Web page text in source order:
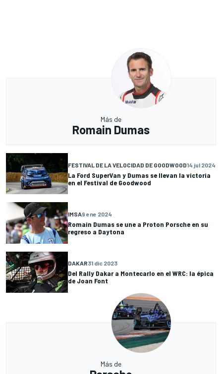
Más de
Romain Dumas
FESTIVAL DE LA VELOCIDAD DE GOODWOOD14 jul 2024
La Ford SuperVan y Dumas se llevan la victoria
en el Festival de Goodwood
IMSA9 ene 2024
Romain Dumas se une a Proton Porsche en su
regreso a Daytona
DAKAR31 dic 2023
Del Rally Dakar a Montecarlo en el WRC: la épica
de Joan Font
Más de